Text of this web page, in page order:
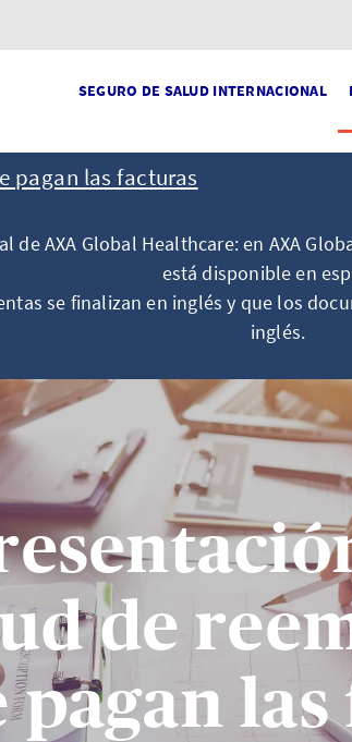
SEGURO DE SALUD INTERNACIONAL
pagan las facturas
de AXA Global Healthcare: en AXA
está disponible en
se finalizan en inglés y que los
inglés.
de
pagan